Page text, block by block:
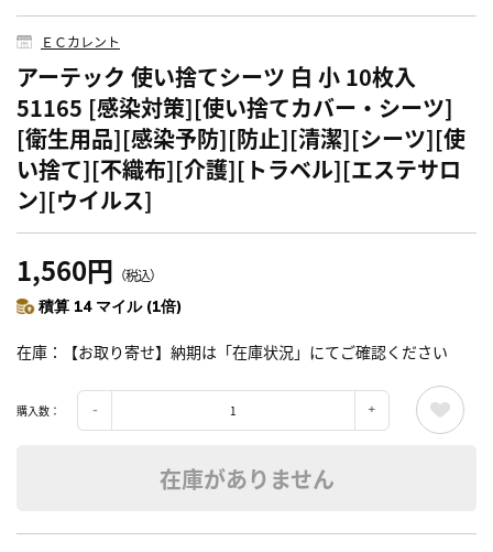
ＥＣカレント
アーテック 使い捨てシーツ 白 小 10枚入
51165 [感染対策][使い捨てカバー・シーツ]
[衛生用品][感染予防][防止][清潔][シーツ][使
い捨て][不織布][介護][トラベル][エステサロ
ン][ウイルス]
1,560円 （税込）
積算 14 マイル (1倍)
在庫 【お取り寄せ】納期は「在庫状況」にてご確認ください
購入数：
在庫がありません